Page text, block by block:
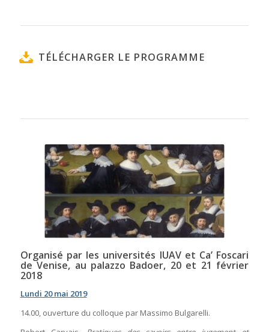
TÉLÉCHARGER LE PROGRAMME
Organisé par les universités IUAV et Ca’ Foscari
de Venise, au palazzo Badoer, 20 et 21 février
2018
Lundi 20 mai 2019
14.00, ouverture du colloque par Massimo Bulgarelli.